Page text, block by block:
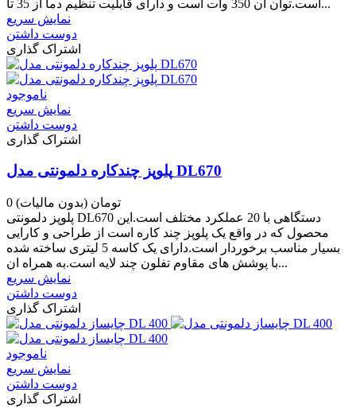
است.توان ان 350 وات است و دارای قابلیت تنظیم دما از 35 تا...
نمایش سریع
دوست داشتن
اشتراک گذاری
ناموجود
نمایش سریع
دوست داشتن
اشتراک گذاری
پلوپز چندکاره دلمونتی مدل DL670
0 تومان (بدون مالیات)
پلوپز دلمونتی DL670 دستگاهی با 20 عملکرد مختلف است.این
محصول که در واقع یک پلوپز چند کاره است از طراحی و کارایی
بسیار مناسب برخوردار است.دارای یک کاسه 5 لیتری ساخته شده
با پوشش های مقاوم تفلون چند لایه است.به همراه ان...
نمایش سریع
دوست داشتن
اشتراک گذاری
ناموجود
نمایش سریع
دوست داشتن
اشتراک گذاری